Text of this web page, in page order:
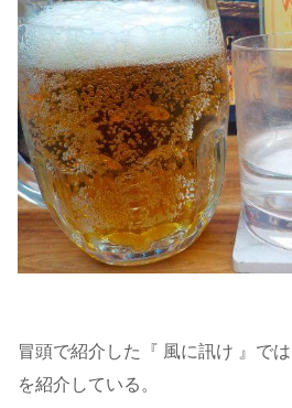
冒頭で紹介した『 風に訊け 』で
を紹介している。